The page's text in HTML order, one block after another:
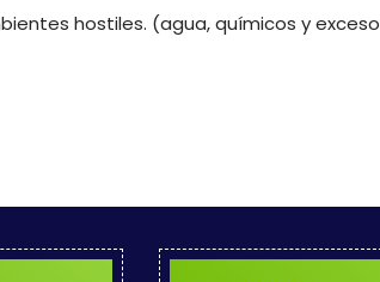
hostiles. (agua, químicos y